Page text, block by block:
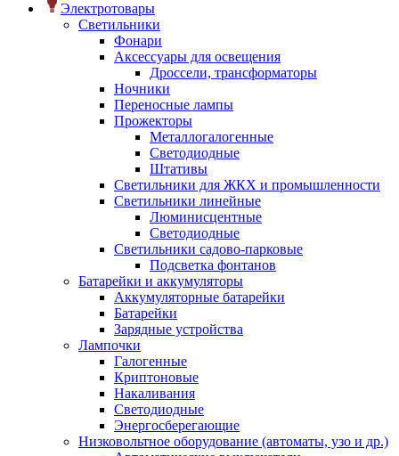
Электротовары
Светильники
Фонари
Аксессуары для освещения
Дроссели, трансформаторы
Ночники
Переносные лампы
Прожекторы
Металлогалогенные
Светодиодные
Штативы
Светильники для ЖКХ и промышленности
Светильники линейные
Люминисцентные
Светодиодные
Светильники садово-парковые
Подсветка фонтанов
Батарейки и аккумуляторы
Аккумуляторные батарейки
Батарейки
Зарядные устройства
Лампочки
Галогенные
Криптоновые
Накаливания
Светодиодные
Энергосберегающие
Низковольтное оборудование (автоматы, узо и др.)